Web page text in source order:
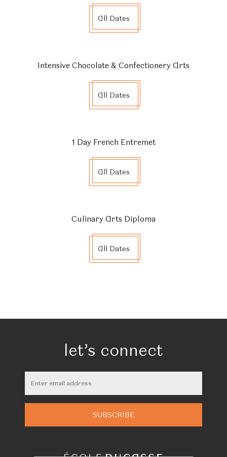
All Dates
Intensive Chocolate & Confectionery Arts
All Dates
1 Day French Entremet
All Dates
Culinary Arts Diploma
All Dates
let’s connect